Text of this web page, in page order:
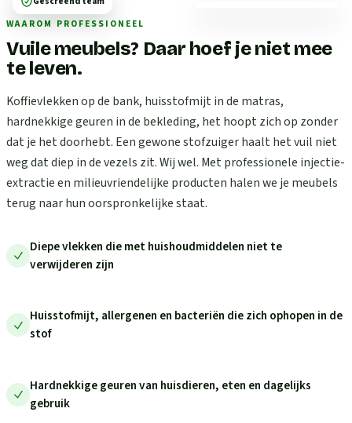
WAAROM PROFESSIONEEL
Vuile meubels? Daar hoef je niet mee
te leven.
Koffievlekken op de bank, huisstofmijt in de matras,
hardnekkige geuren in de bekleding, het hoopt zich op zonder
dat je het doorhebt. Een gewone stofzuiger haalt het vuil niet
weg dat diep in de vezels zit. Wij wel. Met professionele injectie-
extractie en milieuvriendelijke producten halen we je meubels
terug naar hun oorspronkelijke staat.
Diepe vlekken die met huishoudmiddelen niet te
verwijderen zijn
Huisstofmijt, allergenen en bacteriën die zich ophopen in de
stof
Hardnekkige geuren van huisdieren, eten en dagelijks
gebruik